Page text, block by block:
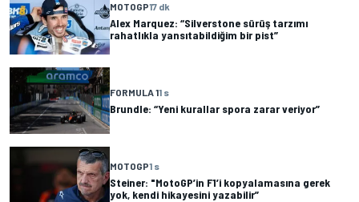
MOTOGP17 dk
Alex Marquez: “Silverstone sürüş tarzımı
rahatlıkla yansıtabildiğim bir pist”
FORMULA 11 s
Brundle: “Yeni kurallar spora zarar veriyor”
MOTOGP1 s
Steiner: "MotoGP’in F1’i kopyalamasına gerek
yok, kendi hikayesini yazabilir”